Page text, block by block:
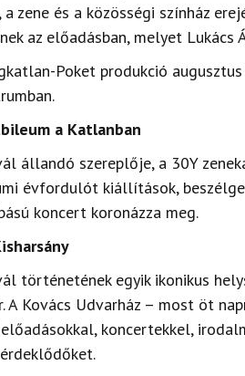
a zene és a közösségi színház
az előadásban, melyet Lukács
Poket produkció
a Katlanban
állandó szereplője, a 30Y
évfordulót kiállítások,
koncert koronázza meg.
történetének egyik ikonikus
A Kovács Udvarház – most öt
koncertekkel,